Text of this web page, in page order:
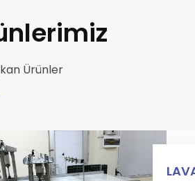
Ürünler